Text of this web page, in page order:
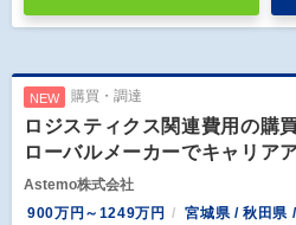
NEW 購買・調達
ロジスティクス関連費用の購
ローバルメーカーでキャリア
Astemo株式会社
900万円～1249万円
宮城県 / 秋田県